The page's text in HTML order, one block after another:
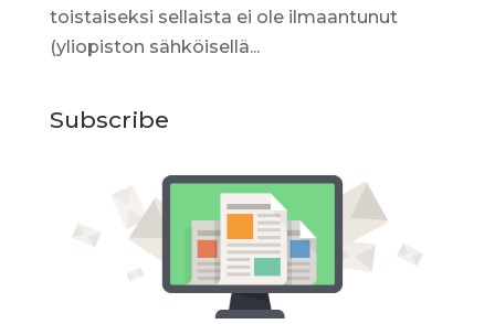
toistaiseksi sellaista ei ole ilmaantunut
(yliopiston sähköisellä...
Subscribe